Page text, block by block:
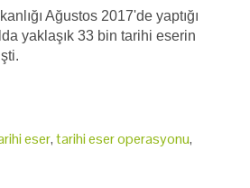
Ağustos 2017'de yaptığı
yaklaşık 33 bin tarihi eserin
eser,tarihi eser operasyonu,